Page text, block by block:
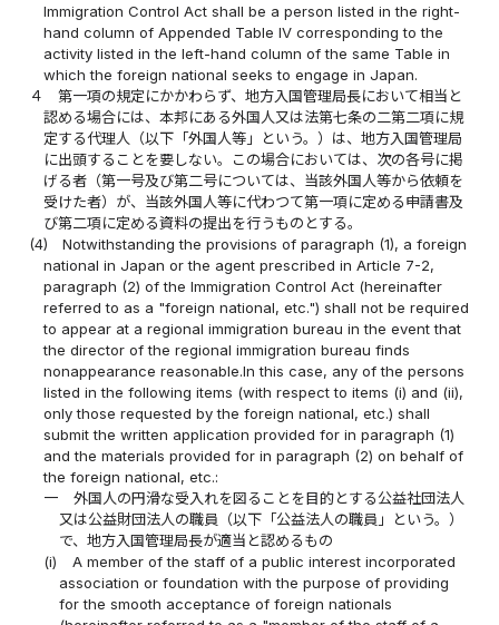
Immigration Control Act shall be a person listed in the right-
hand column of Appended Table IV corresponding to the
activity listed in the left-hand column of the same Table in
which the foreign national seeks to engage in Japan.
４
第一項の規定にかかわらず、地方入国管理局長において相当と
認める場合には、本邦にある外国人又は法第七条の二第二項に規
定する代理人（以下「外国人等」という。）は、地方入国管理局
に出頭することを要しない。この場合においては、次の各号に掲
げる者（第一号及び第二号については、当該外国人等から依頼を
受けた者）が、当該外国人等に代わつて第一項に定める申請書及
び第二項に定める資料の提出を行うものとする。
(4)
Notwithstanding the provisions of paragraph (1), a foreign
national in Japan or the agent prescribed in Article 7-2,
paragraph (2) of the Immigration Control Act (hereinafter
referred to as a "foreign national, etc.") shall not be required
to appear at a regional immigration bureau in the event that
the director of the regional immigration bureau finds
nonappearance reasonable.In this case, any of the persons
listed in the following items (with respect to items (i) and (ii),
only those requested by the foreign national, etc.) shall
submit the written application provided for in paragraph (1)
and the materials provided for in paragraph (2) on behalf of
the foreign national, etc.:
一
外国人の円滑な受入れを図ることを目的とする公益社団法人
又は公益財団法人の職員（以下「公益法人の職員」という。）
で、地方入国管理局長が適当と認めるもの
(i)
A member of the staff of a public interest incorporated
association or foundation with the purpose of providing
for the smooth acceptance of foreign nationals